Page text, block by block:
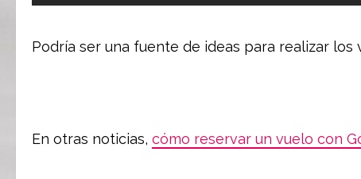
Podría ser una fuente de ideas para realizar los
En otras noticias, cómo reservar un vuelo con